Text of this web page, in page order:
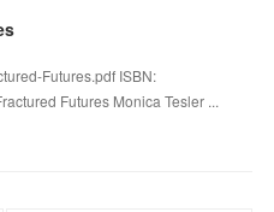
Futures.pdf ISBN:
Futures Monica Tesler ...